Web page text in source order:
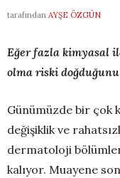
tarafından AYŞE ÖZGÜN
Eğer fazla kimyasal
olma riski
Günümüzde bir çok
değişiklik ve
dermatoloji
kalıyor. Muayene